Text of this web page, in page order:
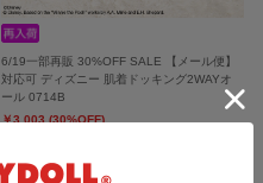
6/19一部再販 30%OFF SALE 【メール便】
対応可 ディズニー 肌着ドッキング2WAYオ
ール 0714B
￥3,003 (30%OFF)